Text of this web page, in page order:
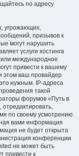
по адресу
угрожающих,
призывов к
могут нарушить
услуги хостинга
международное
привести к вашему
этом ваш провайдер
нужным. IP-адреса
такой
форумов «Путь в
по своему усмотрению.
вами информация
не будет открыта
конференции
не может быть
привести к